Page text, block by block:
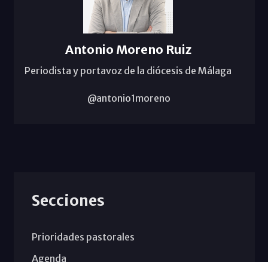
Antonio Moreno Ruiz
Periodista y portavoz de la diócesis de Málaga
@antonio1moreno
Secciones
Prioridades pastorales
Agenda